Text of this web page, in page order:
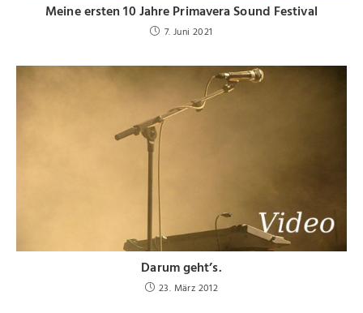
Meine ersten 10 Jahre Primavera Sound Festival
7. Juni 2021
Darum geht’s.
23. März 2012